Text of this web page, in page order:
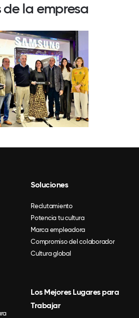
de la empresa
Soluciones
Reclutamiento
Potencia tu cultura
Marca empleadora
Compromiso del colaborador
Cultura global
Los Mejores Lugares para
Trabajar